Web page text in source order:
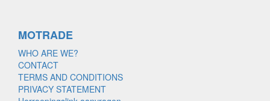
MOTRADE
WHO ARE WE?
CONTACT
TERMS AND CONDITIONS
PRIVACY STATEMENT